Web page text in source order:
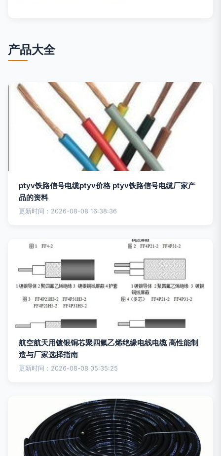
产品大全
ptyv铁路信号电缆ptyv价格 ptyv铁路信号电缆厂家产
品的资料
更新时间：2026-08-08 16:38:36
航空航天用镀银铜芯聚四氟乙烯绝缘电线电缆 高性能制
造与厂家选择指南
更新时间：2026-08-08 05:35:25